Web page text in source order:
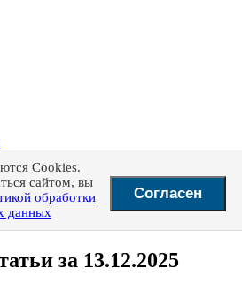
Cookies.
сайтом, вы
обработки
данных
Согласен
за 13.12.2025